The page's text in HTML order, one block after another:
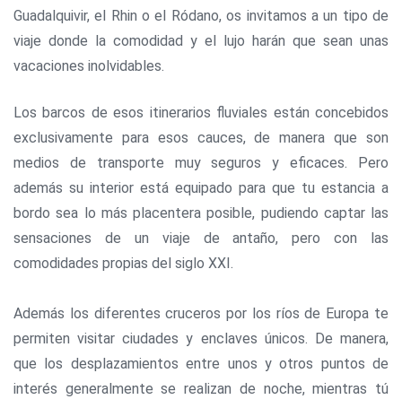
Guadalquivir, el Rhin o el Ródano, os invitamos a un tipo de
viaje donde la comodidad y el lujo harán que sean unas
vacaciones inolvidables.
Los barcos de esos itinerarios fluviales están concebidos
exclusivamente para esos cauces, de manera que son
medios de transporte muy seguros y eficaces. Pero
además su interior está equipado para que tu estancia a
bordo sea lo más placentera posible, pudiendo captar las
sensaciones de un viaje de antaño, pero con las
comodidades propias del siglo XXI.
Además los diferentes cruceros por los ríos de Europa te
permiten visitar ciudades y enclaves únicos. De manera,
que los desplazamientos entre unos y otros puntos de
interés generalmente se realizan de noche, mientras tú